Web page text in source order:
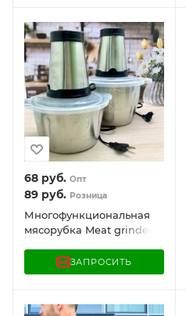
68 руб. Опт
89 руб. Розница
Многофункциональная
мясорубка Meat grinder -
металлическая чаша 3 л).
Молния
ЗАПРОСИТЬ